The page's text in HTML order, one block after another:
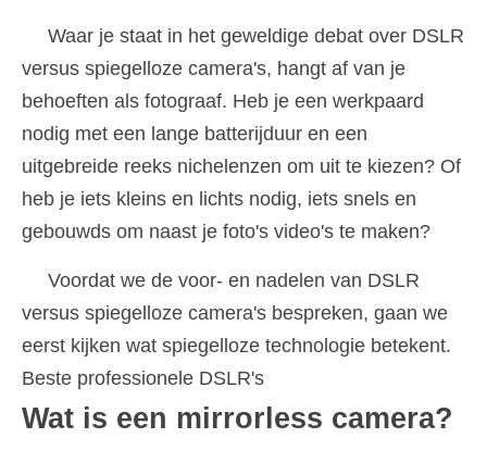
Waar je staat in het geweldige debat over DSLR
versus spiegelloze camera's, hangt af van je
behoeften als fotograaf. Heb je een werkpaard
nodig met een lange batterijduur en een
uitgebreide reeks nichelenzen om uit te kiezen? Of
heb je iets kleins en lichts nodig, iets snels en
gebouwds om naast je foto's video's te maken?
Voordat we de voor- en nadelen van DSLR
versus spiegelloze camera's bespreken, gaan we
eerst kijken wat spiegelloze technologie betekent.
Beste professionele DSLR's
Wat is een mirrorless camera?